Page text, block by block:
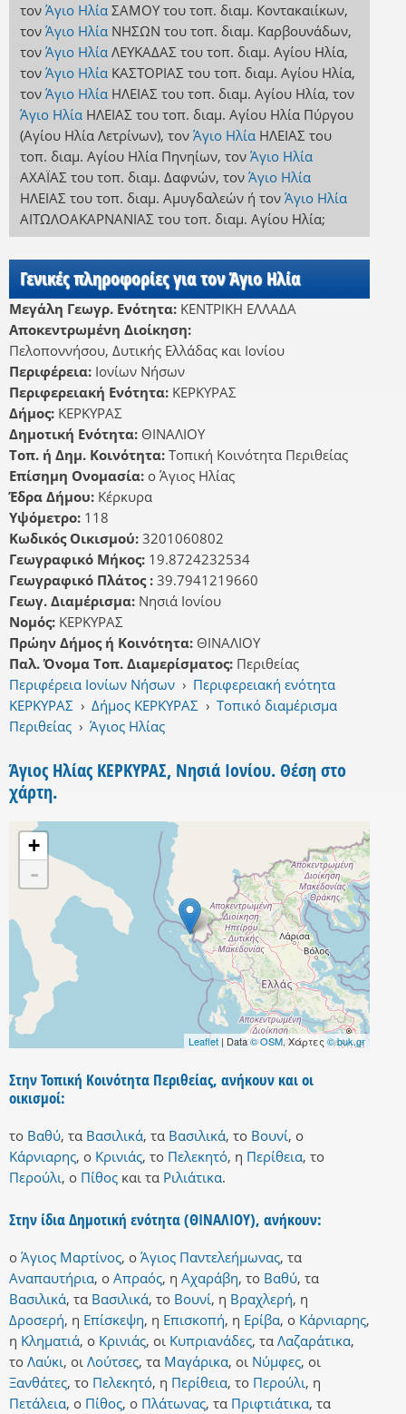
τον Άγιο Ηλία ΣΑΜΟΥ του τοπ. διαμ. Κοντακαιίκων,
τον Άγιο Ηλία ΝΗΣΩΝ του τοπ. διαμ. Καρβουνάδων,
τον Άγιο Ηλία ΛΕΥΚΑΔΑΣ του τοπ. διαμ. Αγίου Ηλία,
τον Άγιο Ηλία ΚΑΣΤΟΡΙΑΣ του τοπ. διαμ. Αγίου Ηλία,
τον Άγιο Ηλία ΗΛΕΙΑΣ του τοπ. διαμ. Αγίου Ηλία, τον
Άγιο Ηλία ΗΛΕΙΑΣ του τοπ. διαμ. Αγίου Ηλία Πύργου
(Αγίου Ηλία Λετρίνων), τον Άγιο Ηλία ΗΛΕΙΑΣ του
τοπ. διαμ. Αγίου Ηλία Πηνηίων, τον Άγιο Ηλία
ΑΧΑΪΑΣ του τοπ. διαμ. Δαφνών, τον Άγιο Ηλία
ΗΛΕΙΑΣ του τοπ. διαμ. Αμυγδαλεώνή τον Άγιο Ηλία
ΑΙΤΩΛΟΑΚΑΡΝΑΝΙΑΣ του τοπ. διαμ. Αγίου Ηλία;
Γενικές πληροφορίες για τον Άγιο Ηλία
Μεγάλη Γεωγρ. Ενότητα: ΚΕΝΤΡΙΚΗ ΕΛΛΑΔΑ
Αποκεντρωμένη Διοίκηση:
Πελοποννήσου, Δυτικής Ελλάδας και Ιονίου
Περιφέρεια: Ιονίων Νήσων
Περιφερειακή Ενότητα: ΚΕΡΚΥΡΑΣ
Δήμος: ΚΕΡΚΥΡΑΣ
Δημοτική Ενότητα: ΘΙΝΑΛΙΟΥ
Τοπ. ή Δημ. Κοινότητα: Τοπική Κοινότητα Περιθείας
Επίσημη Ονομασία: ο Άγιος Ηλίας
Έδρα Δήμου: Κέρκυρα
Υψόμετρο: 118
Κωδικός Οικισμού: 3201060802
Γεωγραφικό Μήκος: 19.8724232534
Γεωγραφικό Πλάτος : 39.7941219660
Γεωγ. Διαμέρισμα: Νησιά Ιονίου
Νομός: ΚΕΡΚΥΡΑΣ
Πρώην Δήμος ή Κοινότητα: ΘΙΝΑΛΙΟΥ
Παλ. Όνομα Τοπ. Διαμερίσματος: Περιθείας
Περιφέρεια Ιονίων Νήσων › Περιφερειακή ενότητα
ΚΕΡΚΥΡΑΣ › Δήμος ΚΕΡΚΥΡΑΣ › Τοπικό διαμέρισμα
Περιθείας › Άγιος Ηλίας
Άγιος Ηλίας ΚΕΡΚΥΡΑΣ, Νησιά Ιονίου. Θέση στο
χάρτη.
+
-
Leaflet | Data© OSM, Χάρτες© buk.gr
Στην Τοπική Κοινότητα Περιθείας, ανήκουν και οι
οικισμοί:
το Βαθύ, τα Βασιλικά, τα Βασιλικά, το Βουνί, ο
Κάρνιαρης, ο Κρινιάς, το Πελεκητό, η Περίθεια, το
Περούλι, ο Πίθος και τα Ριλιάτικα.
Στην ίδια Δημοτική ενότητα (ΘΙΝΑΛΙΟΥ), ανήκουν:
ο Άγιος Μαρτίνος, ο Άγιος Παντελεήμωνας, τα
Αναπαυτήρια, ο Απραός, η Αχαράβη, το Βαθύ, τα
Βασιλικά, τα Βασιλικά, το Βουνί, η Βραχλερή, η
Δροσερή, η Επίσκεψη, η Επισκοπή, η Ερίβα, ο Κάρνιαρης,
η Κληματιά, ο Κρινιάς, οι Κυπριανάδες, τα Λαζαράτικα,
το Λαύκι, οι Λούτσες, τα Μαγάρικα, οι Νύμφες, οι
Ξανθάτες, το Πελεκητό, η Περίθεια, το Περούλι, η
Πετάλεια, ο Πίθος, ο Πλάτωνας, τα Πριφτιάτικα, τα